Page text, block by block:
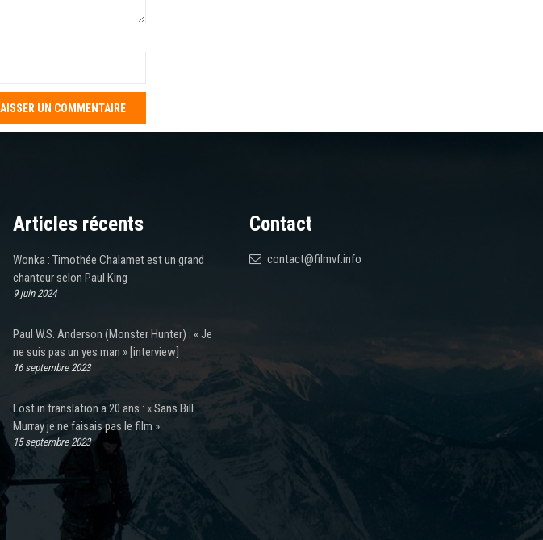
Articles récents
Wonka : Timothée Chalamet est un grand
chanteur selon Paul King
9 juin 2024
Paul W.S. Anderson (Monster Hunter) : « Je
ne suis pas un yes man » [interview]
16 septembre 2023
Lost in translation a 20 ans : « Sans Bill
Murray je ne faisais pas le film »
15 septembre 2023
Contact
contact@filmvf.info